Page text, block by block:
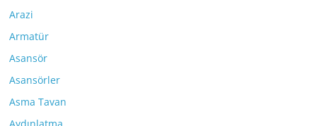
Arazi
Armatür
Asansör
Asansörler
Asma Tavan
Aydınlatma